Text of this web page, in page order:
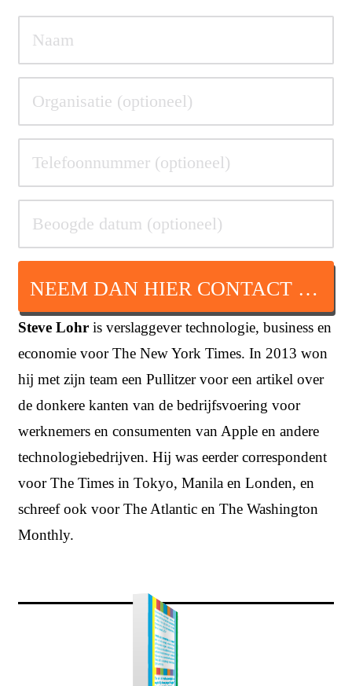
NEEM DAN HIER CONTACT OP
Steve Lohr is verslaggever technologie, business en
economie voor The New York Times. In 2013 won
hij met zijn team een Pullitzer voor een artikel over
de donkere kanten van de bedrijfsvoering voor
werknemers en consumenten van Apple en andere
technologiebedrijven. Hij was eerder correspondent
voor The Times in Tokyo, Manila en Londen, en
schreef ook voor The Atlantic en The Washington
Monthly.